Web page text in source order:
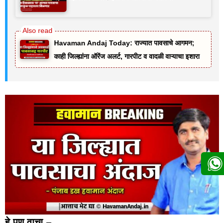
Havaman Andaj Today: राज्यात पावसाचे आगमन;
काही जिल्ह्यांना ऑरेंज अलर्ट, गारपीट व वादळी वाऱ्याचा इशारा